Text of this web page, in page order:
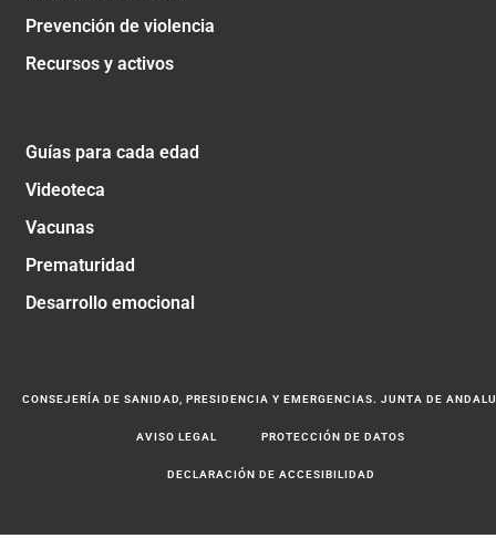
Prevención de violencia
Recursos y activos
Guías para cada edad
Videoteca
Vacunas
Prematuridad
Desarrollo emocional
CONSEJERÍA DE SANIDAD, PRESIDENCIA Y EMERGENCIAS. JUNTA DE
AVISO LEGAL PROTECCIÓN DE DATOS
DECLARACIÓN DE ACCESIBILIDAD